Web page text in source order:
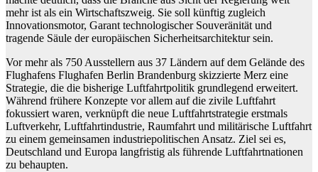
mehr ist als ein Wirtschaftszweig. Sie soll künftig zugleich
Innovationsmotor, Garant technologischer Souveränität und
tragende Säule der europäischen Sicherheitsarchitektur sein.
Vor mehr als 750 Ausstellern aus 37 Ländern auf dem Gelände des
Flughafens Flughafen Berlin Brandenburg skizzierte Merz eine
Strategie, die die bisherige Luftfahrtpolitik grundlegend erweitert.
Während frühere Konzepte vor allem auf die zivile Luftfahrt
fokussiert waren, verknüpft die neue Luftfahrtstrategie erstmals
Luftverkehr, Luftfahrtindustrie, Raumfahrt und militärische Luftfahrt
zu einem gemeinsamen industriepolitischen Ansatz. Ziel sei es,
Deutschland und Europa langfristig als führende Luftfahrtnationen
zu behaupten.